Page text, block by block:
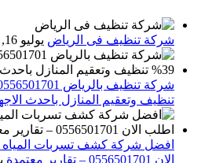
شركة تنظيف فى الرياض يوليو 16, 2025
تنظيف وتعقيم المنازل باحدث
الان 0556501701‬‏ – تقارير معتمدة